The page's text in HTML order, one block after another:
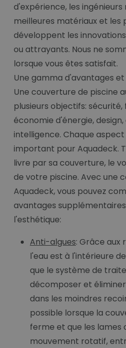
d'expérience, les
meilleures matériaux et les
développent les
ou attrayants. Nous ne
lorsque vous êtes satisfait.
Une gamma d'avantages et
Une couverture de piscine
plusieurs objectifs:
économie d'énergie,
intelligence. Chaque
important pour Aquadeck.
livre par sa couverture, le
de votre piscine. Avec une
Aquadeck, vous pouvez
avantages
l'esthétique:
Anti-algues: Grâce aux
l'eau est à l'intérieure
que le système de
décomposer et éliminer
dans les moindres
possible lorsque la
ferme et que les lames
mouvement rotatif,